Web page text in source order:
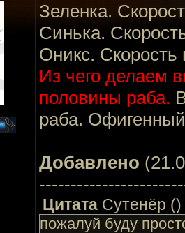
Зеленка.
Синька.
Оникс. Скорость
Из чего делаем
половины раба.
раба.
Добавлено
Цитата Сутенёр ()
пожалуй буду